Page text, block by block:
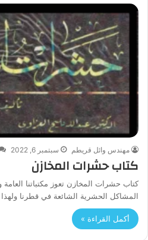
مهندس وائل قريطم سبتمبر 6, 2022
كتاب حشرات المخازن
كتاب حشرات المخازن تعوز مكتباتنا
المشاكل الحشرية الشائعة في قطرنا
أكمل القراءة »